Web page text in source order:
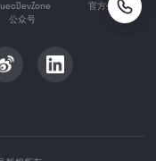
公众号
官方公众号